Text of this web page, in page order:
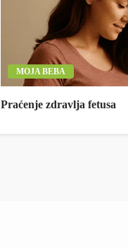
MOJA BEBA
Praćenje zdravlja fetusa